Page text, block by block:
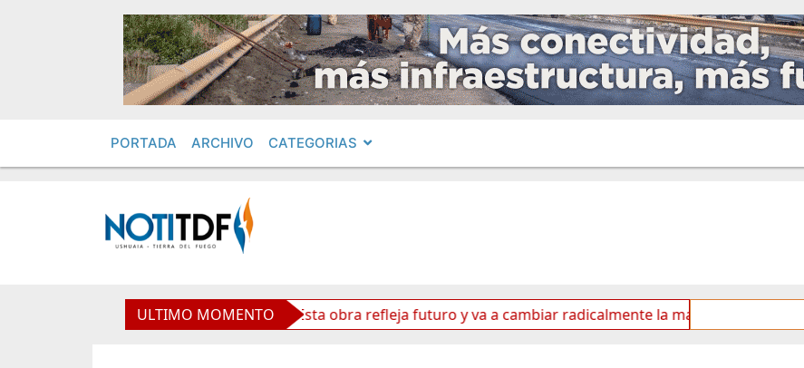
PORTADA ARCHIVO CATEGORIAS
ULTIMO MOMENTO
Vuoto: “Esta obra refleja futuro y va a cambiar radicalmente la matriz energética de Ushuaia”